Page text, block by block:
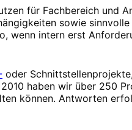
für Fachbereich und
sowie sinnvolle
wenn intern erst
oder
haben wir über 250
können. Antworten